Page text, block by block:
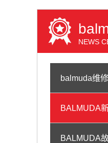
NEWS
balmuda维修
BALMUDA
BALMUDA